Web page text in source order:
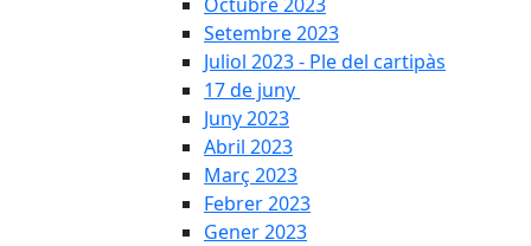
Setembre 2023
Juliol 2023 - Ple del cartipàs
17 de juny
Juny 2023
Abril 2023
Març 2023
Febrer 2023
Gener 2023